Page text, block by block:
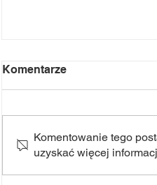
NOC Świętojańska
Komentarze
Komentowanie tego
uzyskać więcej